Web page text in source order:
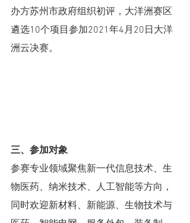
办方苏州市政府组织初评，大洋洲赛区
遴选10个项目参加2021年4月20日大洋
洲云决赛。
三、参加对象
参赛专业领域聚焦新一代信息技术、生
物医药、纳米技术、人工智能等方向，
同时欢迎新材料、新能源、生物技术与